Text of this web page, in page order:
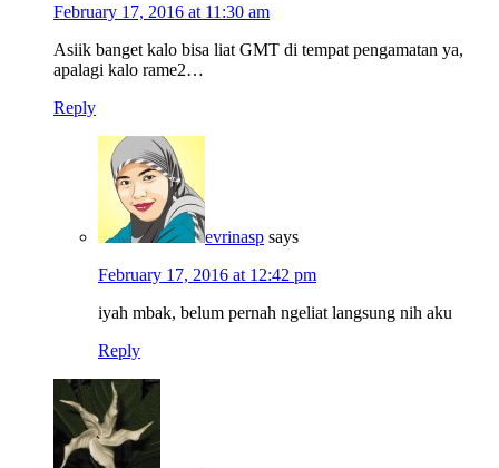
February 17, 2016 at 11:30 am
Asiik banget kalo bisa liat GMT di tempat pengamatan ya,
apalagi kalo rame2…
Reply
evrinasp says
February 17, 2016 at 12:42 pm
iyah mbak, belum pernah ngeliat langsung nih aku
Reply